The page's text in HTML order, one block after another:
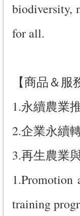
biodiversity,
for all.
【商品＆服
1.永續農業
2.企業永續
3.再生農業
1.Promotion
training